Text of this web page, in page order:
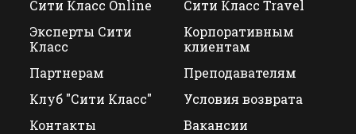
Сити Класс Online
Сити Класс Travel
Эксперты Сити
Класс
Корпоративным
клиентам
Партнерам
Преподавателям
Клуб "Сити Класс"
Условия возврата
Контакты
Вакансии